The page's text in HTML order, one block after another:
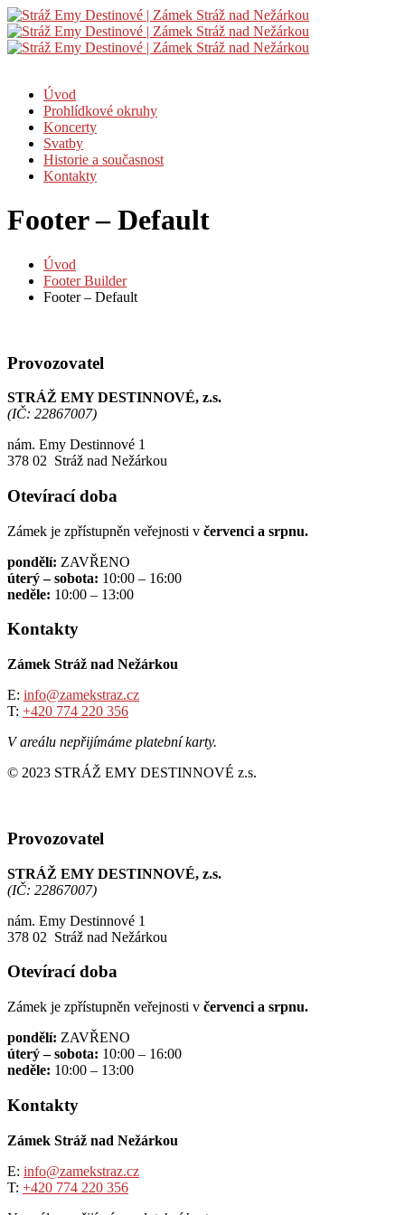
Úvod
Prohlídkové okruhy
Koncerty
Svatby
Historie a současnost
Kontakty
Footer – Default
Úvod
Footer Builder
Footer – Default
Provozovatel
STRÁŽ EMY DESTINNOVÉ, z.s.
(IČ: 22867007)
nám. Emy Destinnové 1
378 02 Stráž nad Nežárkou
Otevírací doba
Zámek je zpřístupněn veřejnosti v červenci a srpnu.
pondělí: ZAVŘENO
úterý – sobota: 10:00 – 16:00
neděle: 10:00 – 13:00
Kontakty
Zámek Stráž nad Nežárkou
E: info@zamekstraz.cz
T: +420 774 220 356
V areálu nepřijímáme platební karty.
© 2023 STRÁŽ EMY DESTINNOVÉ z.s.
Provozovatel
STRÁŽ EMY DESTINNOVÉ, z.s.
(IČ: 22867007)
nám. Emy Destinnové 1
378 02 Stráž nad Nežárkou
Otevírací doba
Zámek je zpřístupněn veřejnosti v červenci a srpnu.
pondělí: ZAVŘENO
úterý – sobota: 10:00 – 16:00
neděle: 10:00 – 13:00
Kontakty
Zámek Stráž nad Nežárkou
E: info@zamekstraz.cz
T: +420 774 220 356